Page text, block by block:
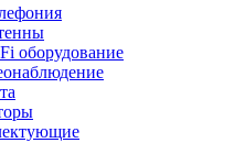
оборудование